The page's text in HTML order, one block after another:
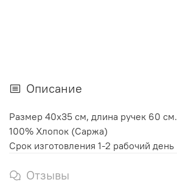
Описание
Размер 40х35 см, длина ручек 60 см.
100% Хлопок (Саржа)
Срок изготовления 1-2 рабочий день
Отзывы